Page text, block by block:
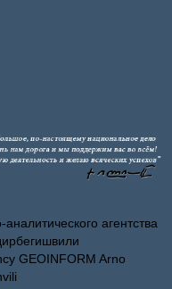
агентства
GEOINFORM Arno